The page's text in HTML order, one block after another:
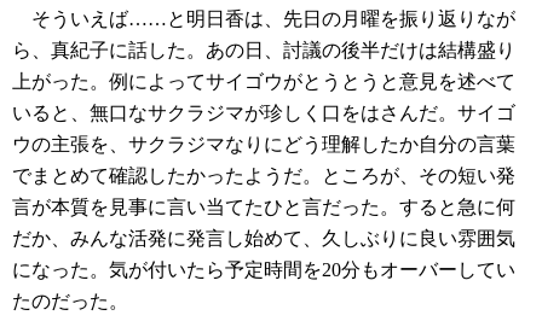
そういえば……と明日香は、先日の月曜を振り返りなが
ら、真紀子に話した。あの日、討議の後半だけは結構盛り
上がった。例によってサイゴウがとうとうと意見を述べて
いると、無口なサクラジマが珍しく口をはさんだ。サイゴ
ウの主張を、サクラジマなりにどう理解したか自分の言葉
でまとめて確認したかったようだ。ところが、その短い発
言が本質を見事に言い当てたひと言だった。すると急に何
だか、みんな活発に発言し始めて、久しぶりに良い雰囲気
になった。気が付いたら予定時間を20分もオーバーしてい
たのだった。